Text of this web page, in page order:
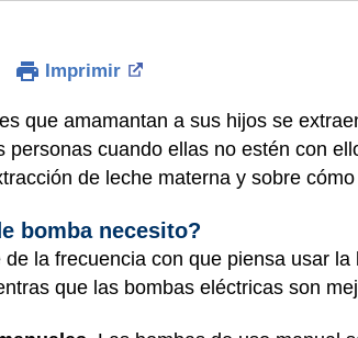
Imprimir
que amamantan a sus hijos se
personas cuando ellas no estén con
de leche materna y sobre
bomba necesito?
de la frecuencia con que piensa usar
que las bombas eléctricas son